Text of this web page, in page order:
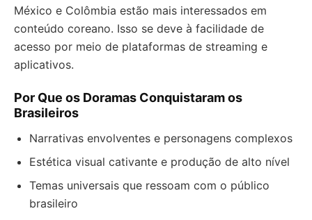
México e Colômbia estão mais interessados em
conteúdo coreano. Isso se deve à facilidade de
acesso por meio de plataformas de streaming e
aplicativos.
Por Que os Doramas Conquistaram os
Brasileiros
Narrativas envolventes e personagens complexos
Estética visual cativante e produção de alto nível
Temas universais que ressoam com o público
brasileiro